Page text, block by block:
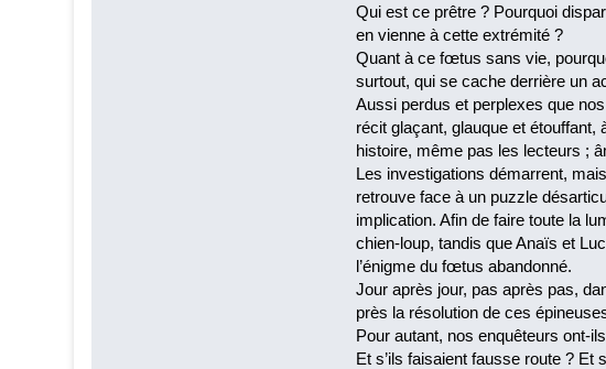
Qui est ce prêtre ? Pourquoi
en vienne à cette extrémité ?
Quant à ce fœtus sans vie,
surtout, qui se cache derrière un
Aussi perdus et perplexes que
récit glaçant, glauque et
histoire, même pas les lecteurs ;
Les investigations démarrent,
retrouve face à un puzzle
implication. Afin de faire toute la
chien-loup, tandis que Anaïs et
l’énigme du fœtus abandonné.
Jour après jour, pas après pas,
près la résolution de ces
Pour autant, nos enquêteurs ont-
Et s’ils faisaient fausse route ? Et